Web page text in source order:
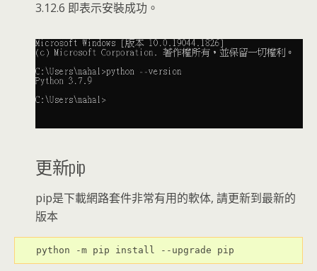
3.12.6 即表示安裝成功。
更新pip
pip是下載網路套件非常有用的軟体, 請更新到最新的
版本
python -m pip install --upgrade pip